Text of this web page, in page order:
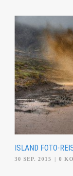
ISLAND FOTO-
30 SEP. 2015 | 0